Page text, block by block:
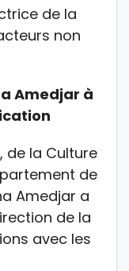
de la
non
Amedjar à
de la Culture
de
Amedjar a
de la
avec les